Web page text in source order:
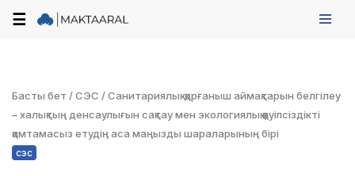
☰
Басты бет /СЭС /Санитариялық-қорғаныш аймақтарын белгілеу
– халықтың денсаулығын сақтау мен экологиялық қауіпсіздікті
қамтамасыз етудің аса маңызды шараларының бірі
сэс